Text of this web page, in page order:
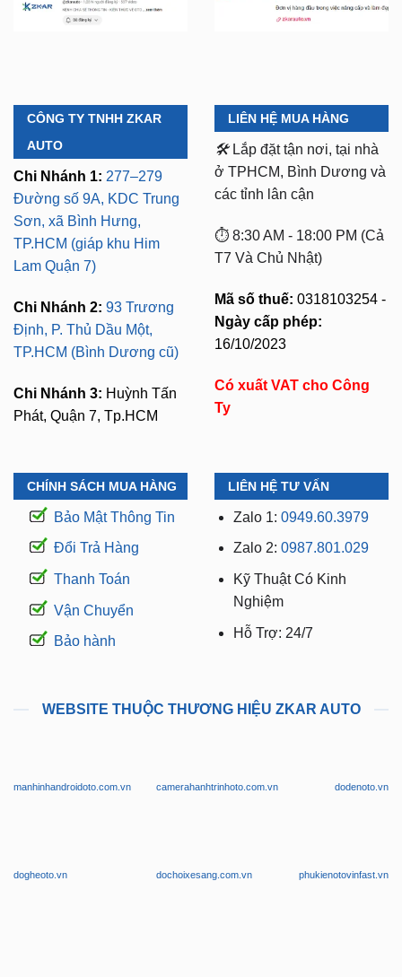
CÔNG TY TNHH ZKAR
AUTO
Chi Nhánh 1: 277–279
Đường số 9A, KDC Trung
Sơn, xã Bình Hưng,
TP.HCM (giáp khu Him
Lam Quận 7)
Chi Nhánh 2: 93 Trương
Định, P. Thủ Dầu Một,
TP.HCM (Bình Dương cũ)
Chi Nhánh 3: Huỳnh Tấn
Phát, Quận 7, Tp.HCM
LIÊN HỆ MUA HÀNG
🛠️ Lắp đặt tận nơi, tại nhà
ở TPHCM, Bình Dương và
các tỉnh lân cận
⏱️ 8:30 AM - 18:00 PM (Cả
T7 Và Chủ Nhật)
Mã số thuế: 0318103254 -
Ngày cấp phép:
16/10/2023
Có xuất VAT cho Công
Ty
CHÍNH SÁCH MUA HÀNG
Bảo Mật Thông Tin
Đổi Trả Hàng
Thanh Toán
Vận Chuyển
Bảo hành
LIÊN HỆ TƯ VẤN
Zalo 1: 0949.60.3979
Zalo 2: 0987.801.029
Kỹ Thuật Có Kinh
Nghiệm
Hỗ Trợ: 24/7
WEBSITE THUỘC THƯƠNG HIỆU ZKAR AUTO
manhinhandroidoto.com.vn camerahanhtrinhoto.com.vn dodenoto.vn
dogheoto.vn dochoixesang.com.vn phukienotovinfast.vn